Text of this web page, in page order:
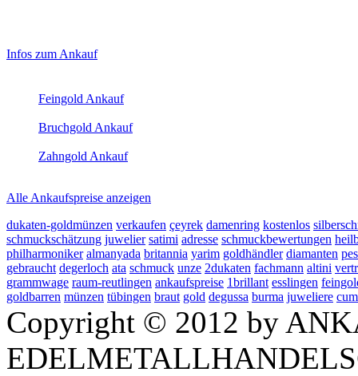
Sidebar
Infos zum Ankauf
Feingold Ankauf
Bruchgold Ankauf
Zahngold Ankauf
Alle Ankaufspreise anzeigen
dukaten-goldmünzen verkaufen çeyrek damenring kostenlos
schmuckschätzung juwelier satimi adresse schmuckbewertungen
philharmoniker almanyada britannia yarim goldhändler diamanten
gebraucht degerloch ata schmuck unze 2dukaten fachmann altini
grammwage raum-reutlingen ankaufspreise 1brillant esslingen
goldbarren münzen tübingen braut gold degussa burma juweliere
Copyright © 2012 by